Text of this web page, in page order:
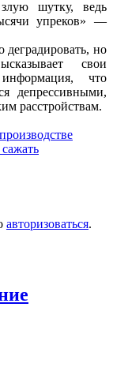
шутку, ведь
упреков» —
но
свои
что
депрессивными,
расстройствам.
авторизоваться.